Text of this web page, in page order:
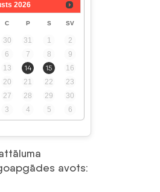
2026
C P S SV
30 31 1
2
6 7 8
9
13 14 15
16
20 21 22
23
27 28 29
30
3 4 5 6
avots: